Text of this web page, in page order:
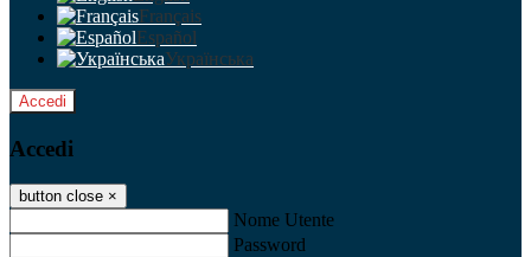
Français
Español
Українська
Accedi
Accedi
button close ×
Nome Utente
Password